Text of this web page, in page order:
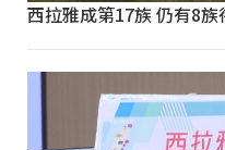
西拉雅成第17族 仍有8